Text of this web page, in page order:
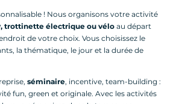
! Nous organisons votre activité
trottinette électrique ou vélo au départ
de votre choix. Vous choisissez le
la thématique, le jour et la durée de
séminaire, incentive, team-building :
fun, green et originale. Avec les activités